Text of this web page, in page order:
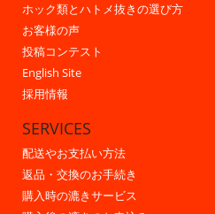
ホック類とハトメ抜きの選び方
お客様の声
投稿コンテスト
English Site
採用情報
SERVICES
配送やお支払い方法
返品・交換のお手続き
購入時の漉きサービス